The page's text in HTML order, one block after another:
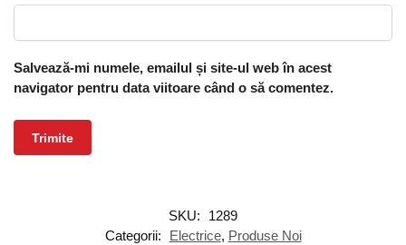
Salvează-mi numele, emailul și site-ul web în acest
navigator pentru data viitoare când o să comentez.
SKU:
1289
Categorii:
Electrice, Produse Noi